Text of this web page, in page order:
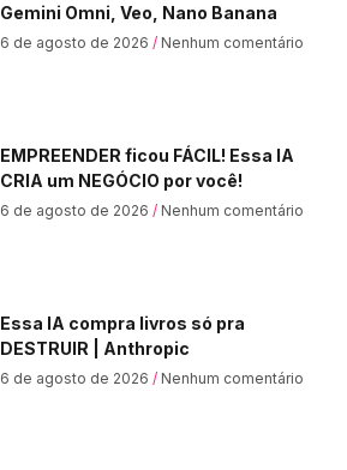
Gemini Omni, Veo, Nano Banana
6 de agosto de 2026 Nenhum comentário
EMPREENDER ficou FÁCIL! Essa IA
CRIA um NEGÓCIO por você!
6 de agosto de 2026 Nenhum comentário
Essa IA compra livros só pra
DESTRUIR | Anthropic
6 de agosto de 2026 Nenhum comentário